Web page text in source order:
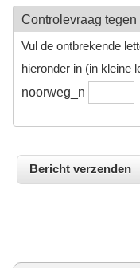
Controlevraag tegen
Vul de ontbrekende
hieronder in (in kleine
noorweg_n